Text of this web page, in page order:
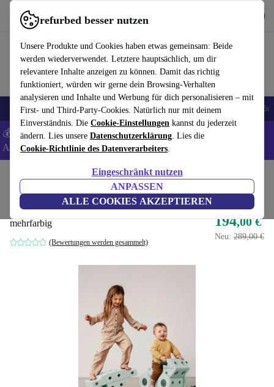
refurbed besser nutzen
Unsere Produkte und Cookies haben etwas gemeinsam: Beide
werden wiederverwendet. Letztere hauptsächlich, um dir
relevantere Inhalte anzeigen zu können. Damit das richtig
funktioniert, würden wir gerne dein Browsing-Verhalten
analysieren und Inhalte und Werbung für dich personalisieren – mit
First- und Third-Party-Cookies. Natürlich nur mit deinem
Einverständnis. Die Cookie-Einstellungen kannst du jederzeit
ändern. Lies unsere Datenschutzerklärung. Lies die
Cookie-Richtlinie des Datenverarbeiters.
Eingeschränkt nutzen
ANPASSEN
ALLE COOKIES AKZEPTIEREN
refurbed schnell und einfach nutzen
🎒 Back to school Handys Laptops Tablets Smartwatches Zubehör
💰 Extra -5% auf Samsung- und Google-Smartphones - Code:
ANDROID5 -AGB
Spielzeug Babyspielzeug
Modu Dreamer Set
mehrfarbig
(Bewertungen werden gesammelt)
194,00 €
Neu: 289,00 €